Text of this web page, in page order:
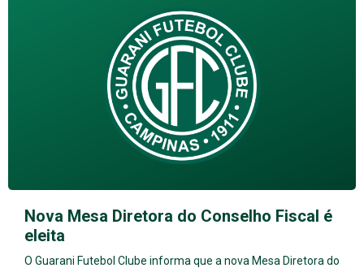
Nova Mesa Diretora do Conselho Fiscal é
eleita
O Guarani Futebol Clube informa que a nova Mesa Diretora do